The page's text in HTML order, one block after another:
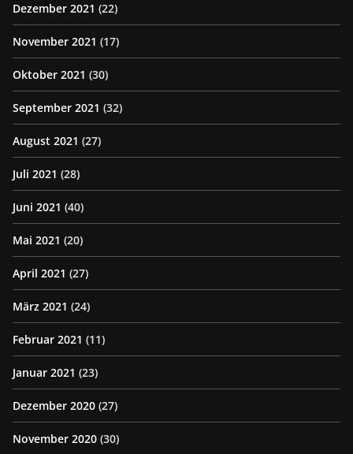
Dezember 2021 (22)
November 2021 (17)
Oktober 2021 (30)
September 2021 (32)
August 2021 (27)
Juli 2021 (28)
Juni 2021 (40)
Mai 2021 (20)
April 2021 (27)
März 2021 (24)
Februar 2021 (11)
Januar 2021 (23)
Dezember 2020 (27)
November 2020 (30)